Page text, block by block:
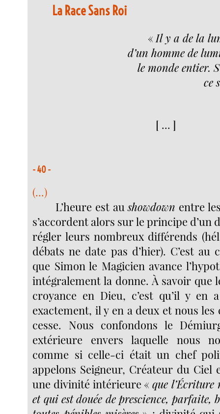
La Race Sans Roi
« Il y a de la
d’un homme de
le monde entier.
ce
[ ... ]
- 40 -
(...)
L’heure est aushowdown entre
s’accordent alors sur le principe d’un
régler leurs nombreux différends
débats ne date pas d’hier). C’est
que Simon le Magicien avance
intégralement la donne. À savoir que
croyance en Dieu, c’est qu’il y en
exactement, il y en a deux et nous les
cesse. Nous confondons le
extérieure envers laquelle nous
comme si celle-ci était un chef
appelons Seigneur, Créateur du Ciel
une divinité intérieure «que l’Écriture
et qui est douée de prescience, parfaite,